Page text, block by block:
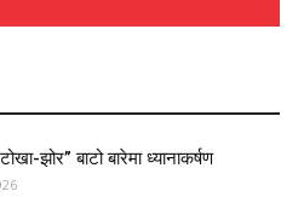
झोर” बाटो बारेमा ध्यानाकर्षण